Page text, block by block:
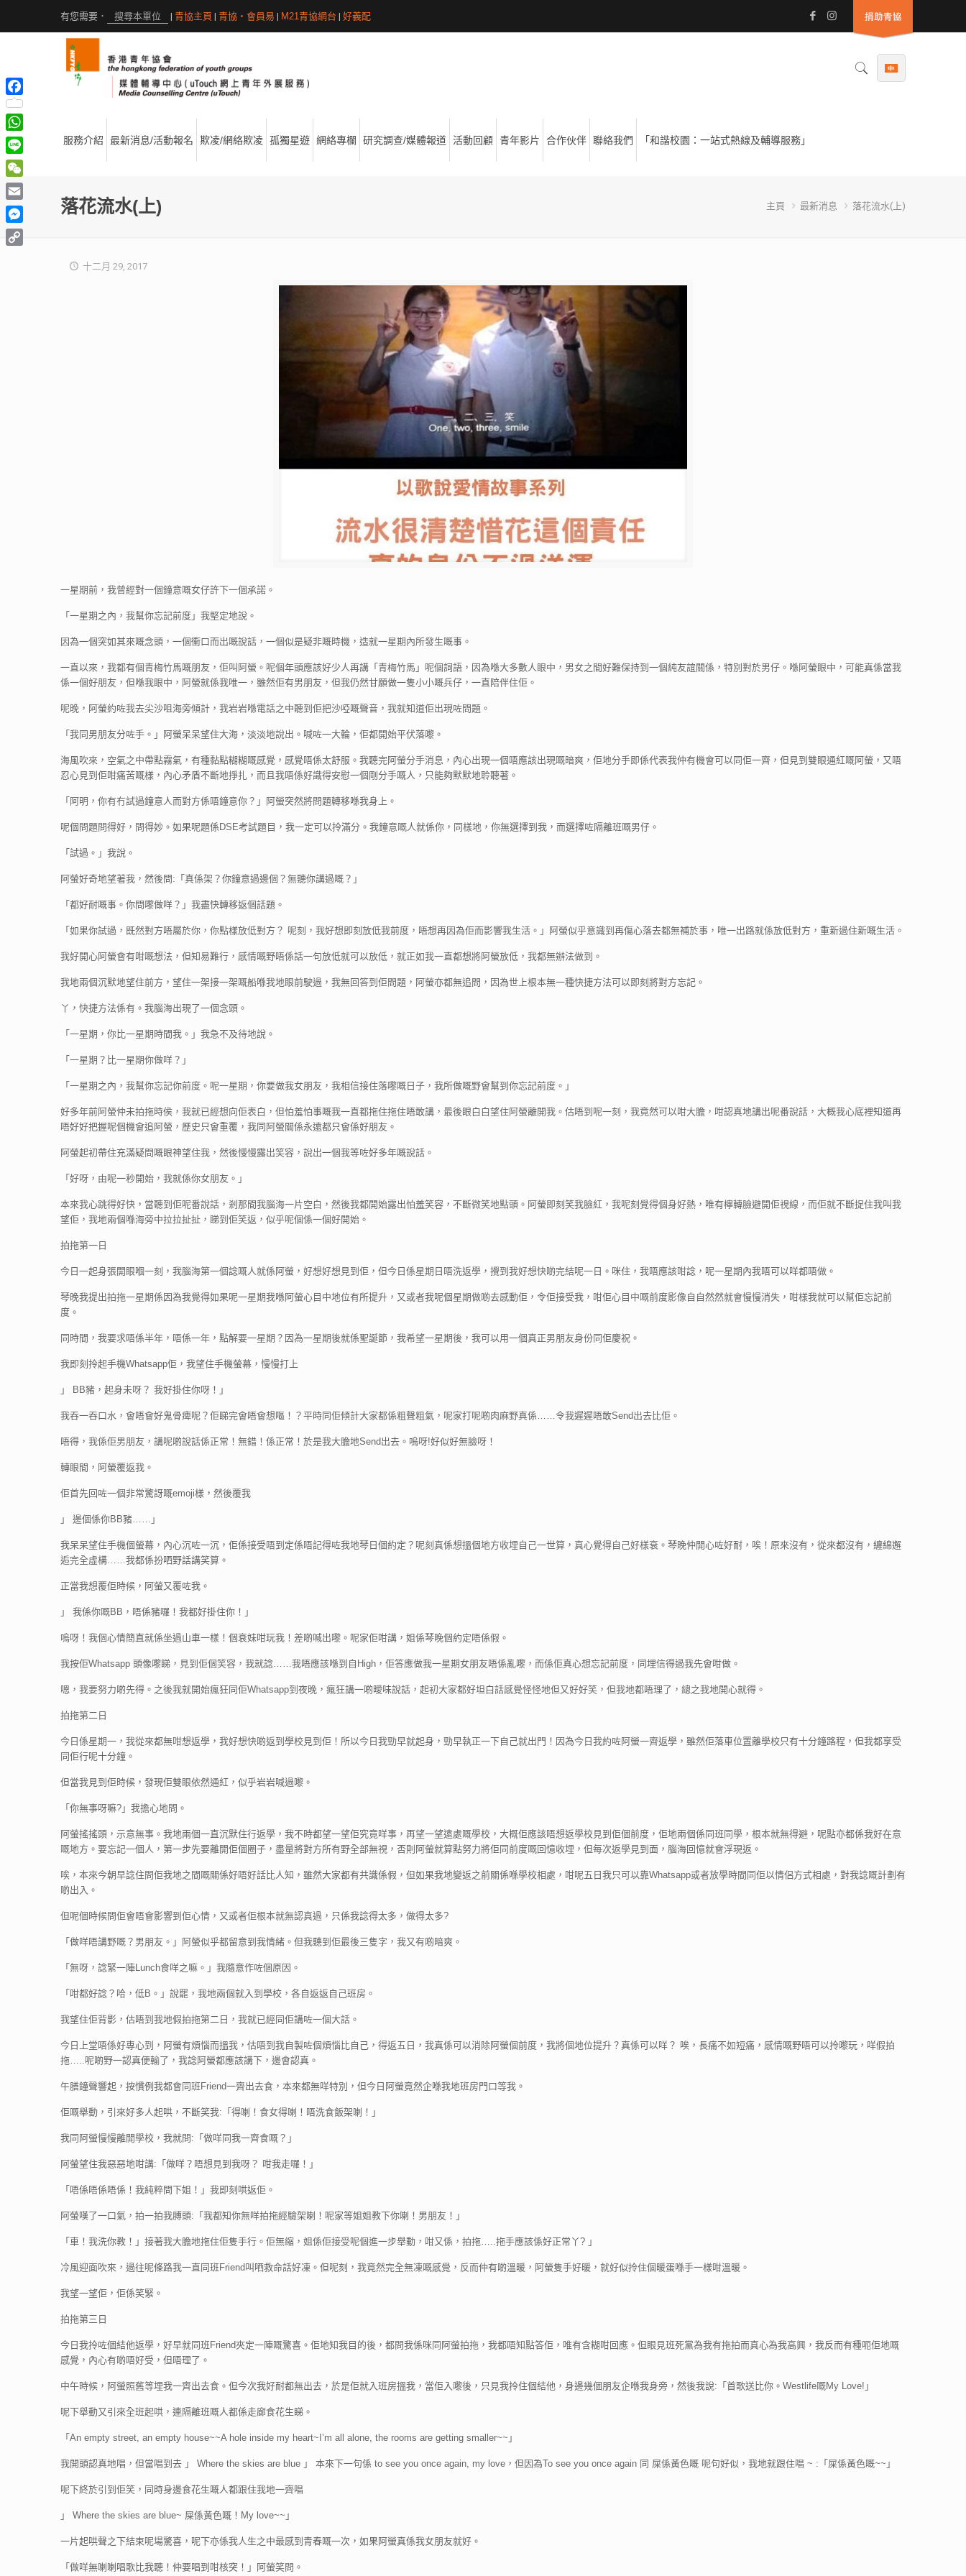
| 青協主頁 | 青協・會員易 | M21青協網台 | 好義配
服務介紹 最新消息/活動報名 欺凌/網絡欺凌 孤獨星遊 網絡專欄 研究調查/媒體報道 活動回顧 青年影片 合作伙伴 聯絡我們 「和諧校園：一站式熱線及輔導服務」
落花流水(上) 主頁 最新消息 落花流水(上)
十二月 29, 2017
一星期前，我曾經對一個鐘意嘅女仔許下一個承諾。
「一星期之內，我幫你忘記前度」我堅定地說。
因為一個突如其來嘅念頭，一個衝口而出嘅說話，一個似是疑非嘅時機，造就一星期內所發生嘅事。
一直以來，我都有個青梅竹馬嘅朋友，佢叫阿螢。呢個年頭應該好少人再講「青梅竹馬」呢個詞語，因為喺大多數人眼中，男女之間好難保持到一個純友誼關係，特別對於男仔。喺阿螢眼中，可能真係當我
係一個好朋友，但喺我眼中，阿螢就係我唯一，雖然佢有男朋友，但我仍然甘願做一隻小小嘅兵仔，一直陪伴住佢。
呢晚，阿螢約咗我去尖沙咀海旁傾計，我岩岩喺電話之中聽到佢把沙啞嘅聲音，我就知道佢出現咗問題。
「我同男朋友分咗手。」阿螢呆呆望住大海，淡淡地說出。喊咗一大輪，佢都開始平伏落嚟。
海風吹來，空氣之中帶點霧氣，有種黏點糊糊嘅感覺，感覺唔係太舒服。我聽完阿螢分手消息，內心出現一個唔應該出現嘅暗爽，佢地分手即係代表我仲有機會可以同佢一齊，但見到雙眼通紅嘅阿螢，又唔
忍心見到佢咁痛苦嘅樣，內心矛盾不斷地掙扎，而且我唔係好識得安慰一個剛分手嘅人，只能夠默默地聆聽著。
「阿明，你有冇試過鐘意人而對方係唔鐘意你？」阿螢突然將問題轉移喺我身上。
呢個問題問得好，問得妙。如果呢題係DSE考試題目，我一定可以拎滿分。我鐘意嘅人就係你，同樣地，你無選擇到我，而選擇咗隔離班嘅男仔。
「試過。」我說。
阿螢好奇地望著我，然後問:「真係架？你鐘意過邊個？無聽你講過嘅？」
「都好耐嘅事。你問嚟做咩？」我盡快轉移返個話題。
「如果你試過，既然對方唔屬於你，你點樣放低對方？ 呢刻，我好想即刻放低我前度，唔想再因為佢而影響我生活。」阿螢似乎意識到再傷心落去都無補於事，唯一出路就係放低對方，重新過住新嘅生活。
我好開心阿螢會有咁嘅想法，但知易難行，感情嘅野唔係話一句放低就可以放低，就正如我一直都想將阿螢放低，我都無辦法做到。
我地兩個沉默地望住前方，望住一架接一架嘅船喺我地眼前駛過，我無回答到佢問題，阿螢亦都無追問，因為世上根本無一種快捷方法可以即刻將對方忘記。
丫，快捷方法係有。我腦海出現了一個念頭。
「一星期，你比一星期時間我。」我急不及待地說。
「一星期？比一星期你做咩？」
「一星期之內，我幫你忘記你前度。呢一星期，你要做我女朋友，我相信接住落嚟嘅日子，我所做嘅野會幫到你忘記前度。」
好多年前阿螢仲未拍拖時侯，我就已經想向佢表白，但怕羞怕事嘅我一直都拖住拖住唔敢講，最後眼白白望住阿螢離開我。估唔到呢一刻，我竟然可以咁大膽，咁認真地講出呢番說話，大概我心底裡知道再
唔好好把握呢個機會追阿螢，歷史只會重覆，我同阿螢關係永遠都只會係好朋友。
阿螢起初帶住充滿疑問嘅眼神望住我，然後慢慢露出笑容，說出一個我等咗好多年嘅說話。
「好呀，由呢一秒開始，我就係你女朋友。」
本來我心跳得好快，當聽到佢呢番說話，剎那間我腦海一片空白，然後我都開始露出怕羞笑容，不斷微笑地點頭。阿螢即刻笑我臉紅，我呢刻覺得個身好熱，唯有檸轉臉避開佢視線，而佢就不斷捉住我叫我
望佢，我地兩個喺海旁中拉拉扯扯，睇到佢笑返，似乎呢個係一個好開始。
拍拖第一日
今日一起身張開眼嗰一刻，我腦海第一個諗嘅人就係阿螢，好想好想見到佢，但今日係星期日唔洗返學，攪到我好想快啲完結呢一日。咪住，我唔應該咁諗，呢一星期內我唔可以咩都唔做。
琴晚我提出拍拖一星期係因為我覺得如果呢一星期我喺阿螢心目中地位有所提升，又或者我呢個星期做啲去感動佢，令佢接受我，咁佢心目中嘅前度影像自自然然就會慢慢消失，咁樣我就可以幫佢忘記前
度。
同時間，我要求唔係半年，唔係一年，點解要一星期？因為一星期後就係聖誕節，我希望一星期後，我可以用一個真正男朋友身份同佢慶祝。
我即刻拎起手機Whatsapp佢，我望住手機螢幕，慢慢打上
」 BB豬，起身未呀？ 我好掛住你呀！」
我吞一吞口水，會唔會好鬼骨痺呢？佢睇完會唔會想嘔！？平時同佢傾計大家都係粗聲粗氣，呢家打呢啲肉麻野真係……令我遲遲唔敢Send出去比佢。
唔得，我係佢男朋友，講呢啲說話係正常！無錯！係正常！於是我大膽地Send出去。嗚呀!好似好無臉呀！
轉眼間，阿螢覆返我。
佢首先回咗一個非常驚訝嘅emoji樣，然後覆我
」 邊個係你BB豬……」
我呆呆望住手機個螢幕，內心沉咗一沉，佢係接受唔到定係唔記得咗我地琴日個約定？呢刻真係想搵個地方收埋自己一世算，真心覺得自己好樣衰。琴晚仲開心咗好耐，唉！原來沒有，從來都沒有，纏綿邂
逅完全虛構……我都係扮哂野話講笑算。
正當我想覆佢時候，阿螢又覆咗我。
」 我係你嘅BB，唔係豬囉！我都好掛住你！」
嗚呀！我個心情簡直就係坐過山車一樣！個衰妹咁玩我！差啲喊出嚟。呢家佢咁講，姐係琴晚個約定唔係假。
我按佢Whatsapp 頭像嚟睇，見到佢個笑容，我就諗……我唔應該喺到自High，佢答應做我一星期女朋友唔係亂嚟，而係佢真心想忘記前度，同埋信得過我先會咁做。
嗯，我要努力啲先得。之後我就開始瘋狂同佢Whatsapp到夜晚，瘋狂講一啲曖味說話，起初大家都好坦白話感覺怪怪地但又好好笑，但我地都唔理了，總之我地開心就得。
拍拖第二日
今日係星期一，我從來都無咁想返學，我好想快啲返到學校見到佢！所以今日我勁早就起身，勁早執正一下自己就出門！因為今日我約咗阿螢一齊返學，雖然佢落車位置離學校只有十分鐘路程，但我都享受
同佢行呢十分鐘。
但當我見到佢時候，發現佢雙眼依然通紅，似乎岩岩喊過嚟。
「你無事呀嘛?」我擔心地問。
阿螢搖搖頭，示意無事。我地兩個一直沉默住行返學，我不時都望一望佢究竟咩事，再望一望遠處嘅學校，大概佢應該唔想返學校見到佢個前度，佢地兩個係同班同學，根本就無得避，呢點亦都係我好在意
嘅地方。要忘記一個人，第一步先要離開佢個圈子，盡量將對方所有野全部無視，否則阿螢就算點努力將佢同前度嘅回憶收埋，但每次返學見到面，腦海回憶就會浮現返。
唉，本來今朝早諗住問佢我地之間嘅關係好唔好話比人知，雖然大家都有共識係假，但如果我地變返之前關係喺學校相處，咁呢五日我只可以靠Whatsapp或者放學時間同佢以情侶方式相處，對我諗嘅計劃有
啲出入。
但呢個時候問佢會唔會影響到佢心情，又或者佢根本就無認真過，只係我諗得太多，做得太多?
「做咩唔講野嘅？男朋友。」阿螢似乎都留意到我情緒。但我聽到佢最後三隻字，我又有啲暗爽。
「無呀，諗緊一陣Lunch食咩之嘛。」我隨意作咗個原因。
「咁都好諗？哈，低B。」說罷，我地兩個就入到學校，各自返返自己班房。
我望住佢背影，估唔到我地假拍拖第二日，我就已經同佢講咗一個大話。
今日上堂唔係好專心到，阿螢有煩惱而搵我，估唔到我自製咗個煩惱比自己，得返五日，我真係可以消除阿螢個前度，我將個地位提升？真係可以咩？ 唉，長痛不如短痛，感情嘅野唔可以拎嚟玩，咩假拍
拖…..呢啲野一認真便輸了，我諗阿螢都應該講下，邊會認真。
午膳鐘聲響起，按慣例我都會同班Friend一齊出去食，本來都無咩特別，但今日阿螢竟然企喺我地班房門口等我。
佢嘅舉動，引來好多人起哄，不斷笑我:「得喇！食女得喇！唔洗食飯架喇！」
我同阿螢慢慢離開學校，我就問:「做咩同我一齊食嘅？」
阿螢望住我惡惡地咁講:「做咩？唔想見到我呀？ 咁我走囉！」
「唔係唔係唔係！我純粹問下姐！」我即刻哄返佢。
阿螢嘆了一口氣，拍一拍我膊頭:「我都知你無咩拍拖經驗架喇！呢家等姐姐教下你喇！男朋友！」
「車！我洗你教！」接著我大膽地拖住佢隻手行。佢無縮，姐係佢接受呢個進一步舉動，咁又係，拍拖…..拖手應該係好正常丫? 」
冷風迎面吹來，過往呢條路我一直同班Friend叫哂救命話好凍。但呢刻，我竟然完全無凍嘅感覺，反而仲有啲溫暖，阿螢隻手好暖，就好似拎住個暖蛋喺手一樣咁溫暖。
我望一望佢，佢係笑緊。
拍拖第三日
今日我拎咗個結他返學，好早就同班Friend夾定一陣嘅驚喜。佢地知我目的後，都問我係咪同阿螢拍拖，我都唔知點答佢，唯有含糊咁回應。但眼見班死黨為我有拖拍而真心為我高興，我反而有種呃佢地嘅
感覺，內心有啲唔好受，但唔理了。
中午時候，阿螢照舊等埋我一齊出去食。但今次我好耐都無出去，於是佢就入班房搵我，當佢入嚟後，只見我拎住個結他，身邊幾個朋友企喺我身旁，然後我說:「首歌送比你。Westlife嘅My Love!」
呢下舉動又引來全班起哄，連隔離班嘅人都係走廊食花生睇。
「An empty street, an empty house~~A hole inside my heart~I’m all alone, the rooms are getting smaller~~」
我開頭認真地唱，但當唱到去 」 Where the skies are blue 」 本來下一句係 to see you once again, my love，但因為To see you once again 同 屎係黃色嘅 呢句好似，我地就跟住唱 ~ :「屎係黃色嘅~~」
呢下終於引到佢笑，同時身邊食花生嘅人都跟住我地一齊唱
」 Where the skies are blue~ 屎係黃色嘅！My love~~」
一片起哄聲之下結束呢場驚喜，呢下亦係我人生之中最感到青春嘅一次，如果阿螢真係我女朋友就好。
「做咩無喇喇唱歌比我聽！仲要唱到咁核突！」阿螢笑問。
Facebook
WhatsApp
Line
WeChat
Email
Messenger